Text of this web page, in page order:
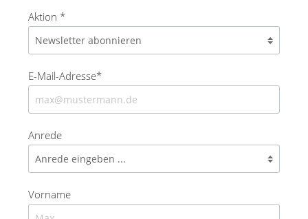
Aktion *
E-Mail-Adresse*
Anrede
Vorname